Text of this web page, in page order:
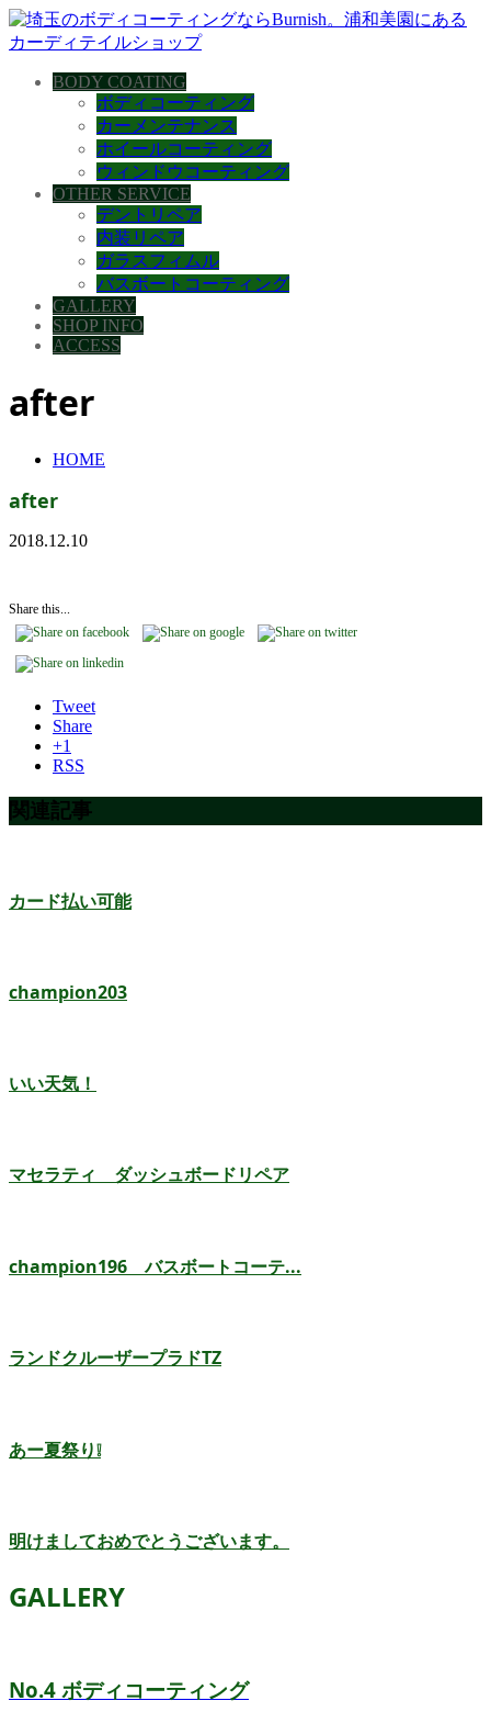
BODY COATING
ボディコーティング
カーメンテナンス
ホイールコーティング
ウィンドウコーティング
OTHER SERVICE
デントリペア
内装リペア
ガラスフィムル
バスボートコーティング
GALLERY
SHOP INFO
ACCESS
after
HOME
after
2018.12.10
Share this...
Tweet
Share
+1
RSS
関連記事
カード払い可能
champion203
いい天気！
マセラティ ダッシュボードリペア
champion196 バスボートコーテ...
ランドクルーザープラドTZ
あー夏祭り❕
明けましておめでとうございます。
GALLERY
No.4 ボディコーティング